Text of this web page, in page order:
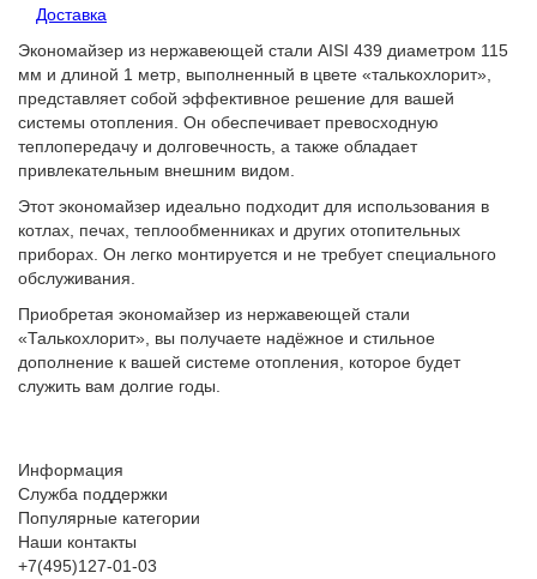
Доставка
Экономайзер из нержавеющей стали AISI 439 диаметром 115
мм и длиной 1 метр, выполненный в цвете «талькохлорит»,
представляет собой эффективное решение для вашей
системы отопления. Он обеспечивает превосходную
теплопередачу и долговечность, а также обладает
привлекательным внешним видом.
Этот экономайзер идеально подходит для использования в
котлах, печах, теплообменниках и других отопительных
приборах. Он легко монтируется и не требует специального
обслуживания.
Приобретая экономайзер из нержавеющей стали
«Талькохлорит», вы получаете надёжное и стильное
дополнение к вашей системе отопления, которое будет
служить вам долгие годы.
Информация
Служба поддержки
Популярные категории
Наши контакты
+7(495)127-01-03